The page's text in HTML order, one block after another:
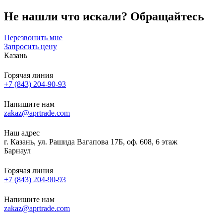
Не нашли что искали? Обращайтесь
Перезвонить мне
Запросить цену
Казань
Горячая линия
+7 (843) 204-90-93
Напишите нам
zakaz@aprtrade.com
Наш адрес
г. Казань, ул. Рашида Вагапова 17Б, оф. 608, 6 этаж
Барнаул
Горячая линия
+7 (843) 204-90-93
Напишите нам
zakaz@aprtrade.com